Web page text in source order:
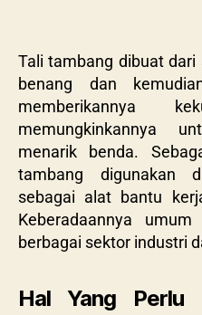
Tali tambang dibuat
benang dan
memberikannya
memungkinkannya
menarik benda.
tambang digunakan
sebagai alat bantu
Keberadaannya
berbagai sektor industri
Hal Yang Perlu